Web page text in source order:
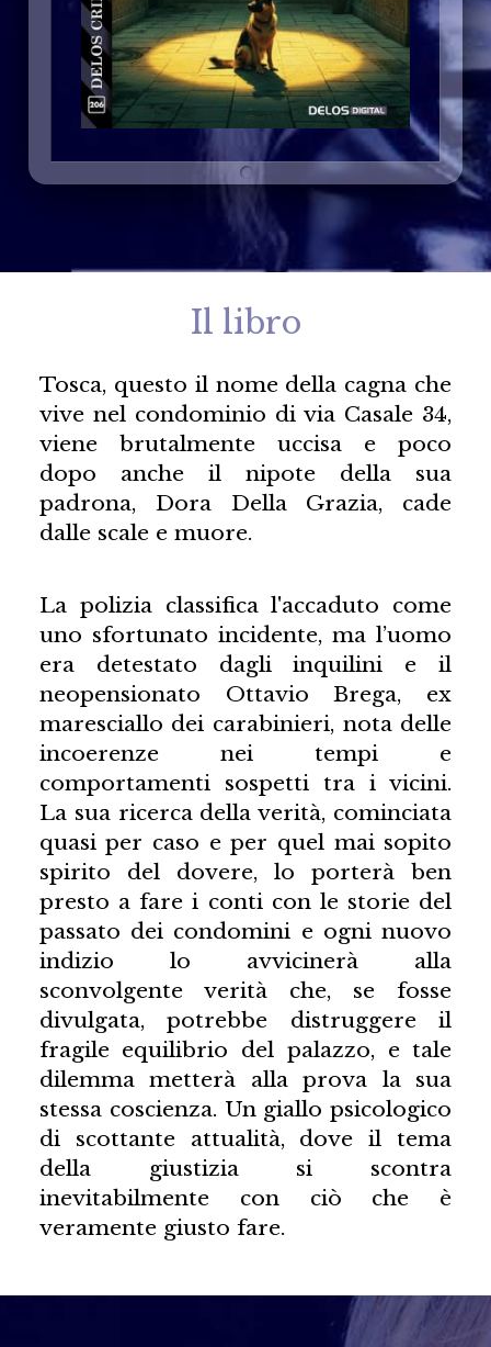
Il libro
Tosca, questo il nome della cagna che
vive nel condominio di via Casale 34,
viene brutalmente uccisa e poco
dopo anche il nipote della sua
padrona, Dora Della Grazia, cade
dalle scale e muore.
La polizia classifica l'accaduto come
uno sfortunato incidente, ma l’uomo
era detestato dagli inquilini e il
neopensionato Ottavio Brega, ex
maresciallo dei carabinieri, nota delle
incoerenze nei tempi e
comportamenti sospetti tra i vicini.
La sua ricerca della verità, cominciata
quasi per caso e per quel mai sopito
spirito del dovere, lo porterà ben
presto a fare i conti con le storie del
passato dei condomini e ogni nuovo
indizio lo avvicinerà alla
sconvolgente verità che, se fosse
divulgata, potrebbe distruggere il
fragile equilibrio del palazzo, e tale
dilemma metterà alla prova la sua
stessa coscienza. Un giallo psicologico
di scottante attualità, dove il tema
della giustizia si scontra
inevitabilmente con ciò che è
veramente giusto fare.